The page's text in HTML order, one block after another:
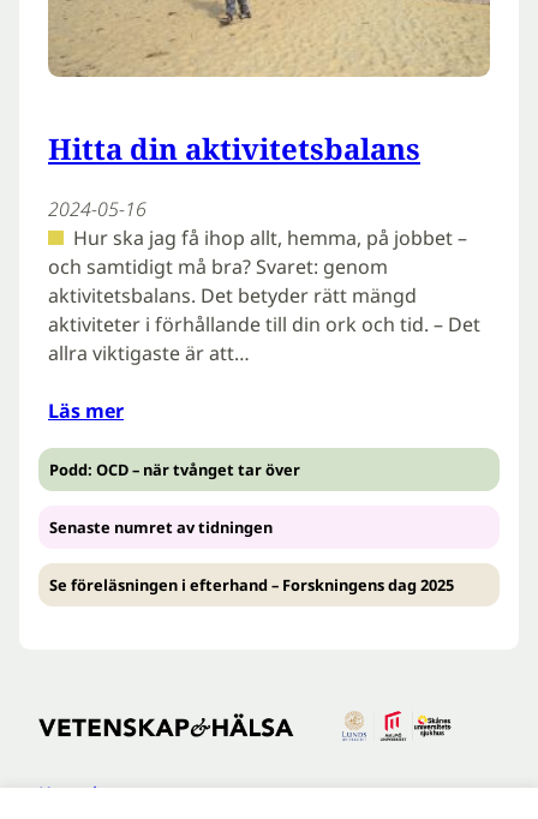
Hitta din aktivitetsbalans
2024-05-16
Hur ska jag få ihop allt, hemma, på jobbet –
och samtidigt må bra? Svaret: genom
aktivitetsbalans. Det betyder rätt mängd
aktiviteter i förhållande till din ork och tid. – Det
allra viktigaste är att…
Läs mer
Podd: OCD – när tvånget tar över
Senaste numret av tidningen
Se föreläsningen i efterhand – Forskningens dag 2025
Kontakt